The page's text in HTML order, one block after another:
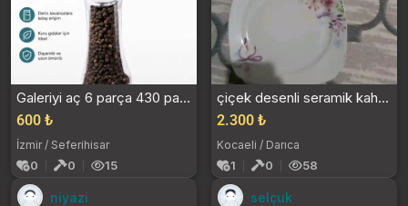
Galeriyi aç 6 parça 430 paslanmaz çelik ölçü kaşığ...
600 ₺
İzmir / Seferihisar
0 0 15
çiçek desenli seramik kahvaltı ve pasta takimı
2.300 ₺
Kocaeli / Darıca
1 0 58
niyazi selçuk